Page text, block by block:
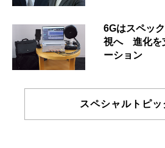
6Gはスペッ
視へ 進化を
ーション
スペシャルトピッ